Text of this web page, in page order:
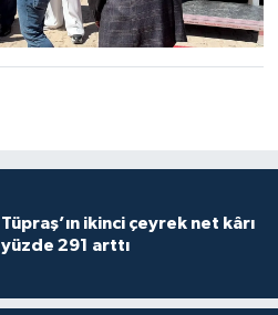
Tüpraş’ın ikinci çeyrek net kârı
yüzde 291 arttı